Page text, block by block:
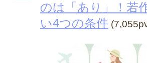
のは「あり」！若
い4つの条件